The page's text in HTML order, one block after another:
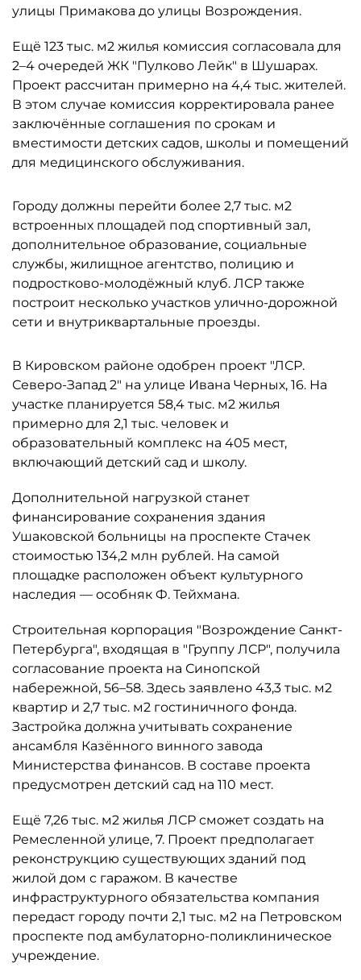
улицы Примакова до улицы Возрождения.
Ещё 123 тыс. м2 жилья комиссия согласовала для
2–4 очередей ЖК "Пулково Лейк" в Шушарах.
Проект рассчитан примерно на 4,4 тыс. жителей.
В этом случае комиссия корректировала ранее
заключённые соглашения по срокам и
вместимости детских садов, школы и помещений
для медицинского обслуживания.
Городу должны перейти более 2,7 тыс. м2
встроенных площадей под спортивный зал,
дополнительное образование, социальные
службы, жилищное агентство, полицию и
подростково-молодёжный клуб. ЛСР также
построит несколько участков улично-дорожной
сети и внутриквартальные проезды.
В Кировском районе одобрен проект "ЛСР.
Северо-Запад 2" на улице Ивана Черных, 16. На
участке планируется 58,4 тыс. м2 жилья
примерно для 2,1 тыс. человек и
образовательный комплекс на 405 мест,
включающий детский сад и школу.
Дополнительной нагрузкой станет
финансирование сохранения здания
Ушаковской больницы на проспекте Стачек
стоимостью 134,2 млн рублей. На самой
площадке расположен объект культурного
наследия — особняк Ф. Тейхмана.
Строительная корпорация "Возрождение Санкт-
Петербурга", входящая в "Группу ЛСР", получила
согласование проекта на Синопской
набережной, 56–58. Здесь заявлено 43,3 тыс. м2
квартир и 2,7 тыс. м2 гостиничного фонда.
Застройка должна учитывать сохранение
ансамбля Казённого винного завода
Министерства финансов. В составе проекта
предусмотрен детский сад на 110 мест.
Ещё 7,26 тыс. м2 жилья ЛСР сможет создать на
Ремесленной улице, 7. Проект предполагает
реконструкцию существующих зданий под
жилой дом с гаражом. В качестве
инфраструктурного обязательства компания
передаст городу почти 2,1 тыс. м2 на Петровском
проспекте под амбулаторно-поликлиническое
учреждение.